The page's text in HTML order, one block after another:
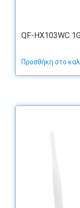
QF-HX103WC
Προσθήκη στο